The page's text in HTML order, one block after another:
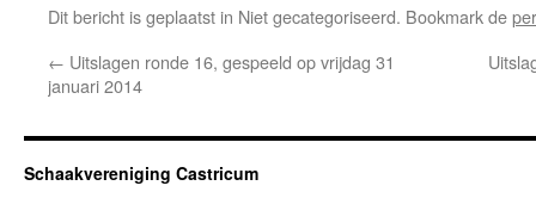
Dit bericht is geplaatst in Niet gecategoriseerd. Bookmark de
← Uitslagen ronde 16, gespeeld op vrijdag 31
januari 2014
Schaakvereniging Castricum